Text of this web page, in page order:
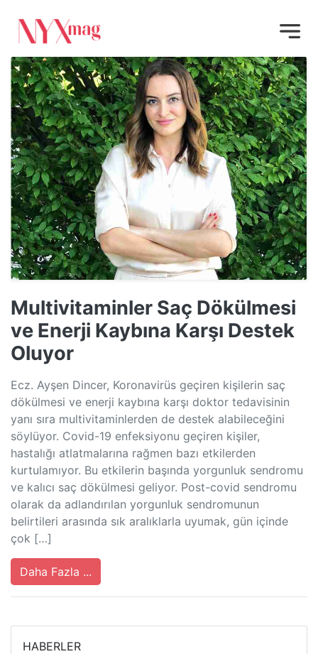
Multivitaminler Saç Dökülmesi
ve Enerji Kaybına Karşı Destek
Oluyor
Ecz. Ayşen Dincer, Koronavirüs geçiren kişilerin saç
dökülmesi ve enerji kaybına karşı doktor tedavisinin
yanı sıra multivitaminlerden de destek alabileceğini
söylüyor. Covid-19 enfeksiyonu geçiren kişiler,
hastalığı atlatmalarına rağmen bazı etkilerden
kurtulamıyor. Bu etkilerin başında yorgunluk sendromu
ve kalıcı saç dökülmesi geliyor. Post-covid sendromu
olarak da adlandırılan yorgunluk sendromunun
belirtileri arasında sık aralıklarla uyumak, gün içinde
çok […]
Daha Fazla ...
HABERLER